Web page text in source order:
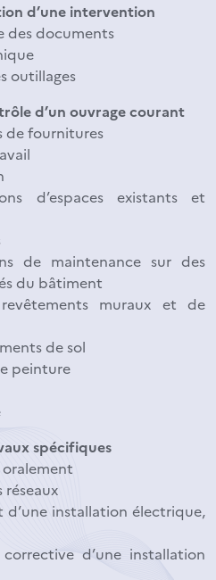
d’une intervention
des documents
outillages
d’un ouvrage courant
de fournitures
d’espaces existants et
de maintenance sur des
du bâtiment
muraux et de
de sol
peinture
spécifiques
installation électrique,
d’une installation